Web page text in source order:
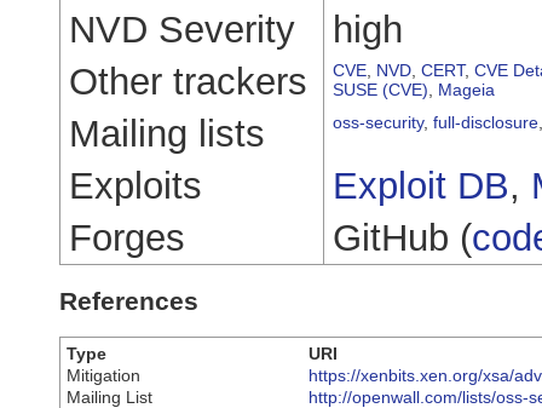
NVD Severity
high
Other trackers
CVE NVD CERT, CVE
SUSE (CVE)
Mageia
Mailing lists oss-security, full-disclosure
Exploits Exploit DB,
Forges
GitHub (
References
Type
URI
Mitigation
https://xenbits.xen.org/xsa/
Mailing List
http://openwall.com/lists/oss-